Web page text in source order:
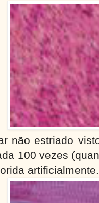
não estriado
100 vezes
artificialmente.